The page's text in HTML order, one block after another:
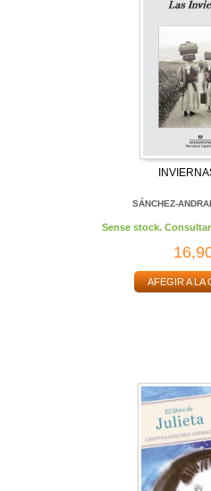
SÁNCHEZ-
Sense stock.
AFEGIR A LA